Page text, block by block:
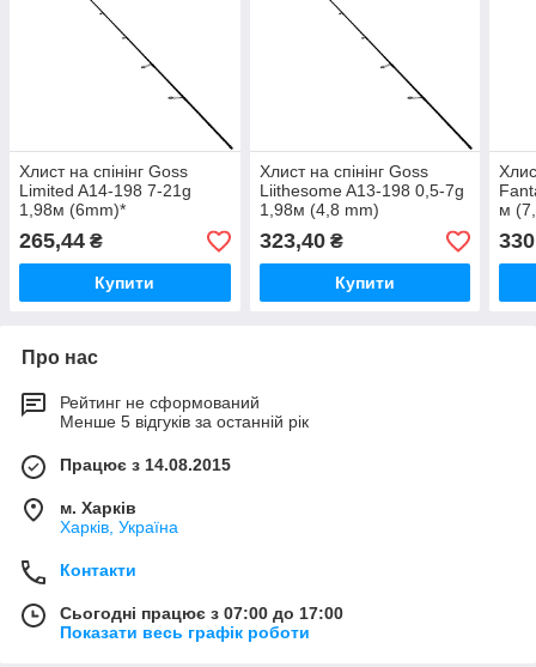
Хлист на спінінг Goss
Limited A14-198 7-21g
1,98м (6mm)*
265,44 ₴
Купити
Хлист на спінінг Goss
Liithesome A13-198 0,5-7g
1,98м (4,8 mm)
323,40₴
Купити
м
Про нас
Рейтинг не сформований
Менше 5 відгуків за останній рік
Працює з 14.08.2015
м. Харків
Харків, Україна
Контакти
Сьогодні працює з 07:00 до 17:00
Показати весь графік роботи